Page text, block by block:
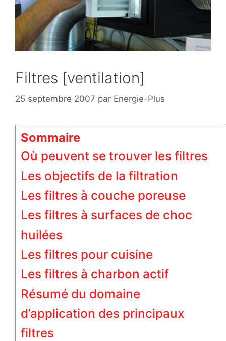
Filtres [ventilation]
25 septembre 2007 par Energie-Plus
Sommaire
Où peuvent se trouver les filtres
Les objectifs de la filtration
Les filtres à couche poreuse
Les filtres à surfaces de choc
huilées
Les filtres pour cuisine
Les filtres à charbon actif
Résumé du domaine
d’application des principaux
filtres